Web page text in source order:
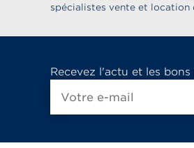
spécialistes vente et location
Recevez l'actu et les bons